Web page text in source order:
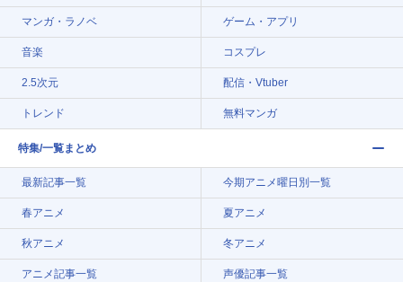
マンガ・ラノベ ゲーム・アプリ
音楽 コスプレ
2.5次元 配信・Vtuber
トレンド 無料マンガ
特集/一覧まとめ
最新記事一覧 今期アニメ曜日別一覧
春アニメ 夏アニメ
秋アニメ 冬アニメ
アニメ記事一覧 声優記事一覧